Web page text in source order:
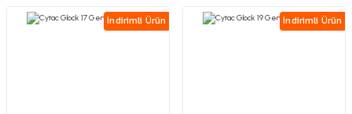
İndirimli Ürün İndirimli Ürün